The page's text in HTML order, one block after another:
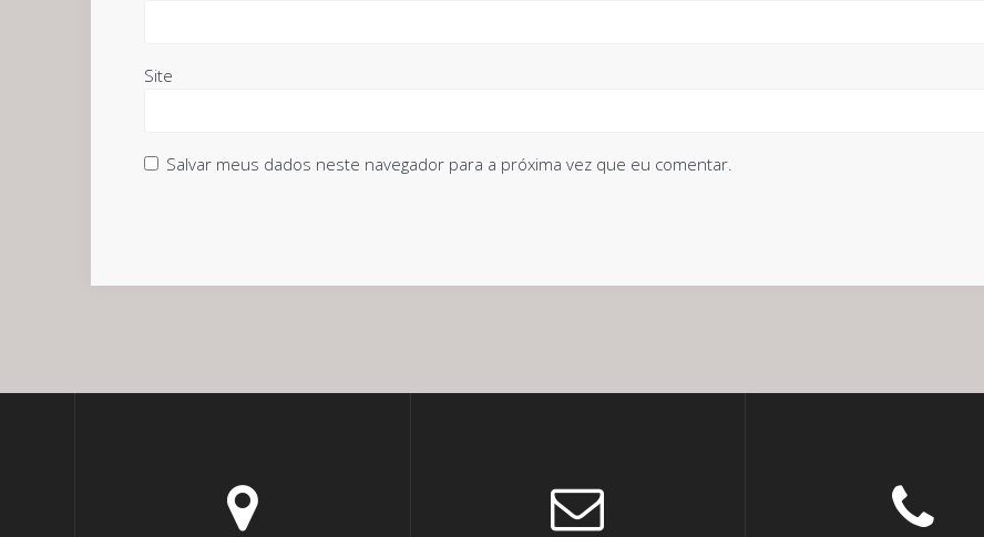
Site
Salvar meus dados neste navegador para a próxima vez que eu comentar.